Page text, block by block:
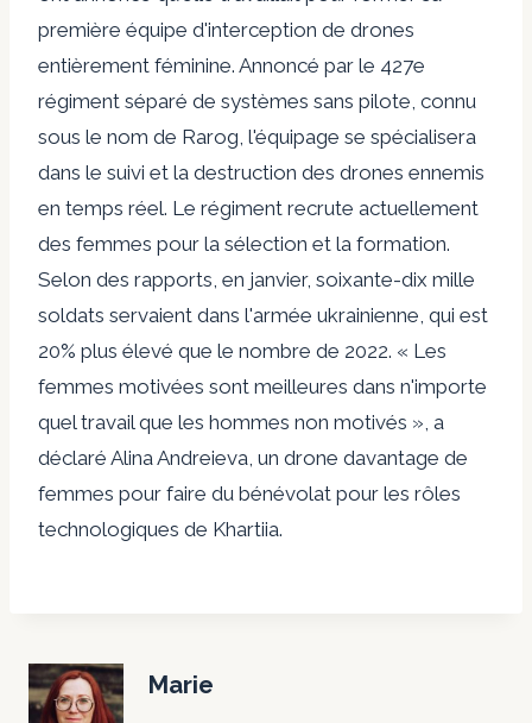
première équipe d'interception de drones
entièrement féminine. Annoncé par le 427e
régiment séparé de systèmes sans pilote, connu
sous le nom de Rarog, l'équipage se spécialisera
dans le suivi et la destruction des drones ennemis
en temps réel. Le régiment recrute actuellement
des femmes pour la sélection et la formation.
Selon des rapports, en janvier, soixante-dix mille
soldats servaient dans l'armée ukrainienne, qui est
20% plus élevé que le nombre de 2022. « Les
femmes motivées sont meilleures dans n'importe
quel travail que les hommes non motivés », a
déclaré Alina Andreieva, un drone davantage de
femmes pour faire du bénévolat pour les rôles
technologiques de Khartiia.
Marie